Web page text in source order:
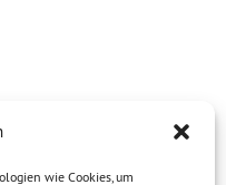
wie Cookies, um